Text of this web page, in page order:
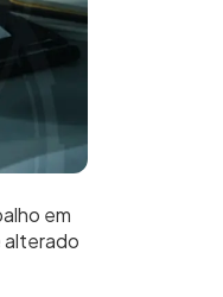
em
alterado